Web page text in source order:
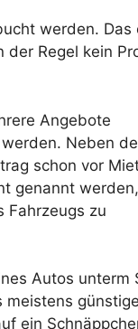
werden. Das
Regel kein
Angebote
Neben
schon vor
genannt
Fahrzeugs zu
Autos unterm
ein